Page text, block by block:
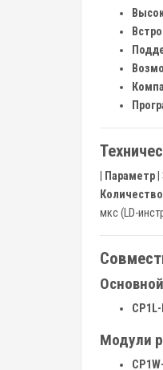
Параметр
мкс (LD-
CP1L-
Модули